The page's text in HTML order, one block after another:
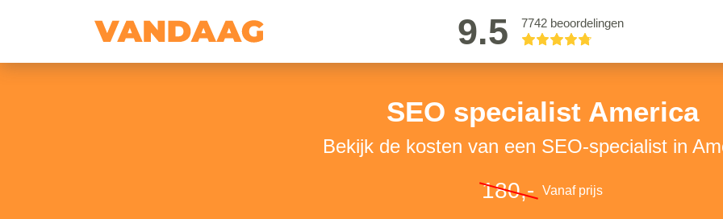
9.5 7742 beoordelingen
SEO specialist America
Bekijk de kosten van een SEO-specialist in
180,- Vanaf prijs